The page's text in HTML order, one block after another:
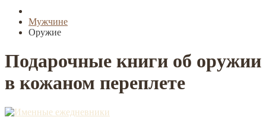
Мужчине
Оружие
Подарочные книги об оружии
в кожаном переплете